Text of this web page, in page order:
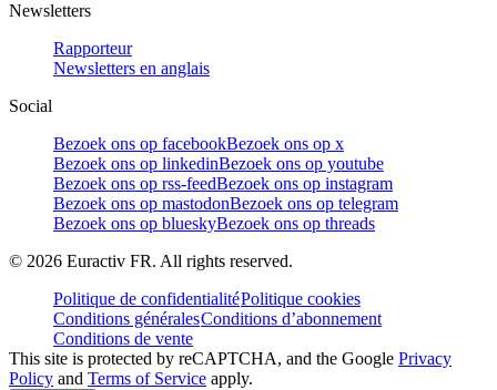
Newsletters
Rapporteur
Newsletters en anglais
Social
Bezoek ons op facebookBezoek ons op x
Bezoek ons op linkedinBezoek ons op youtube
Bezoek ons op rss-feedBezoek ons op instagram
Bezoek ons op mastodonBezoek ons op telegram
Bezoek ons op blueskyBezoek ons op threads
© 2026 Euractiv FR. All rights reserved.
Politique de confidentialitéPolitique cookies
Conditions généralesConditions d’abonnement
Conditions de vente
This site is protected by reCAPTCHA, and the Google Privacy
Policy and Terms of Service apply.